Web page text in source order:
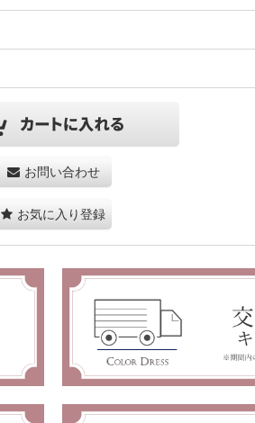
お問い合わせ
お気に入り登録